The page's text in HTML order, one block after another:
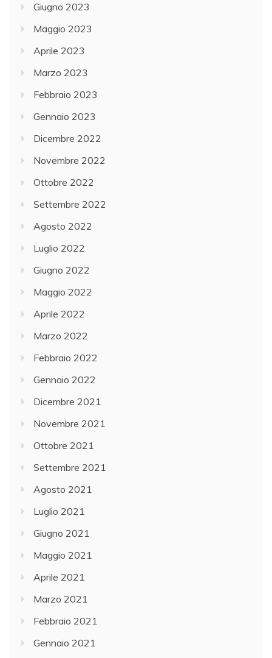
Giugno 2023
Maggio 2023
Aprile 2023
Marzo 2023
Febbraio 2023
Gennaio 2023
Dicembre 2022
Novembre 2022
Ottobre 2022
Settembre 2022
Agosto 2022
Luglio 2022
Giugno 2022
Maggio 2022
Aprile 2022
Marzo 2022
Febbraio 2022
Gennaio 2022
Dicembre 2021
Novembre 2021
Ottobre 2021
Settembre 2021
Agosto 2021
Luglio 2021
Giugno 2021
Maggio 2021
Aprile 2021
Marzo 2021
Febbraio 2021
Gennaio 2021